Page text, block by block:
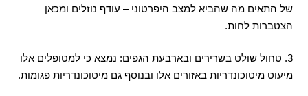
של התאים מה שהביא למצב היפרטוני – עודף נוזלים ומכאן
הצטברות לחות.
3. טחול שולט בשרירים ובארבעת הגפים: נמצא כי למטופלים אלו
מיעוט מיטוכונדריות באזורים אלו ובנוסף גם מיטוכונדריות פגומות.